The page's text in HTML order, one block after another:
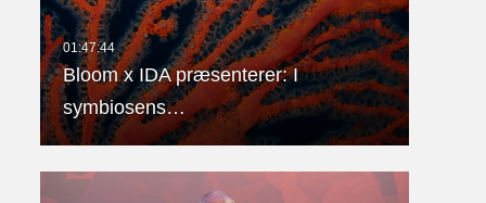
Bloom x IDA præsenterer: I
symbiosens…